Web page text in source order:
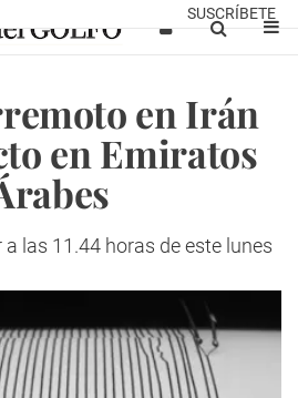
SUSCRÍBETE
en Irán
en Emiratos
las 11.44 horas de este lunes